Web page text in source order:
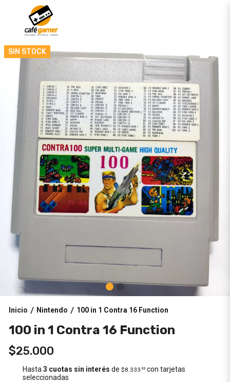
SIN STOCK
Inicio / Nintendo / 100 in 1 Contra 16 Function
100 in 1 Contra 16 Function
$25.000
Hasta3 cuotas sin interés de$8.333 33 con tarjetas
seleccionadas